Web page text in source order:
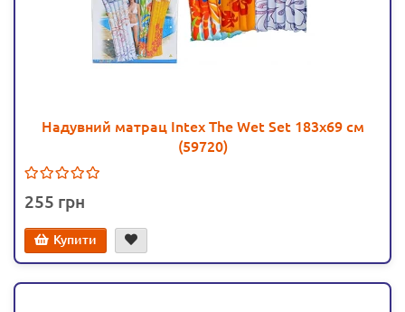
Надувний матрац Intex The Wet Set 183х69 см
(59720)
255
Купити